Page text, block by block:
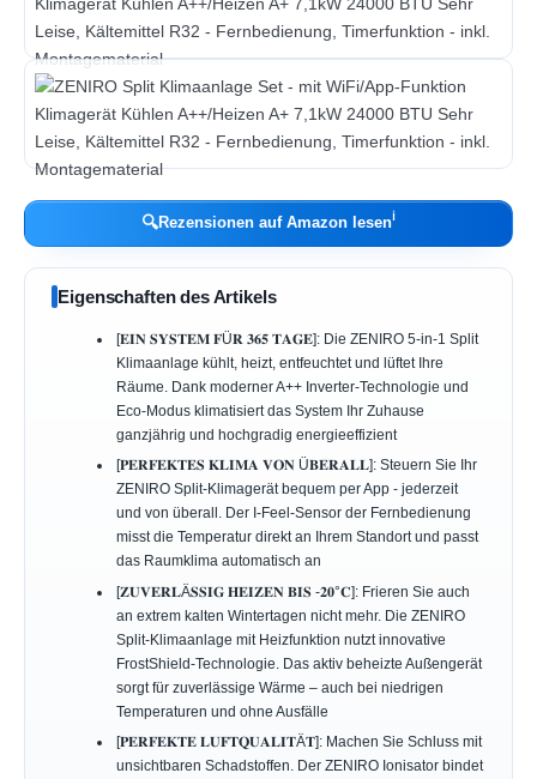
🔍Rezensionen auf Amazon lesenℹ︎
Eigenschaften des Artikels
[𝐄𝐈𝐍 𝐒𝐘𝐒𝐓𝐄𝐌 𝐅Ü𝐑 𝟑𝟔𝟓 𝐓𝐀𝐆𝐄]: Die ZENIRO 5-in-1 Split
Klimaanlage kühlt, heizt, entfeuchtet und lüftet Ihre
Räume. Dank moderner A++ Inverter-Technologie und
Eco-Modus klimatisiert das System Ihr Zuhause
ganzjährig und hochgradig energieeffizient
[𝐏𝐄𝐑𝐅𝐄𝐊𝐓𝐄𝐒 𝐊𝐋𝐈𝐌𝐀 𝐕𝐎𝐍 Ü𝐁𝐄𝐑𝐀𝐋𝐋]: Steuern Sie Ihr
ZENIRO Split-Klimagerät bequem per App - jederzeit
und von überall. Der I-Feel-Sensor der Fernbedienung
misst die Temperatur direkt an Ihrem Standort und passt
das Raumklima automatisch an
[𝐙𝐔𝐕𝐄𝐑𝐋Ä𝐒𝐒𝐈𝐆 𝐇𝐄𝐈𝐙𝐄𝐍 𝐁𝐈𝐒 -𝟐𝟎°𝐂]: Frieren Sie auch
an extrem kalten Wintertagen nicht mehr. Die ZENIRO
Split-Klimaanlage mit Heizfunktion nutzt innovative
FrostShield-Technologie. Das aktiv beheizte Außengerät
sorgt für zuverlässige Wärme – auch bei niedrigen
Temperaturen und ohne Ausfälle
[𝐏𝐄𝐑𝐅𝐄𝐊𝐓𝐄 𝐋𝐔𝐅𝐓𝐐𝐔𝐀𝐋𝐈𝐓Ä𝐓]: Machen Sie Schluss mit
unsichtbaren Schadstoffen. Der ZENIRO Ionisator bindet